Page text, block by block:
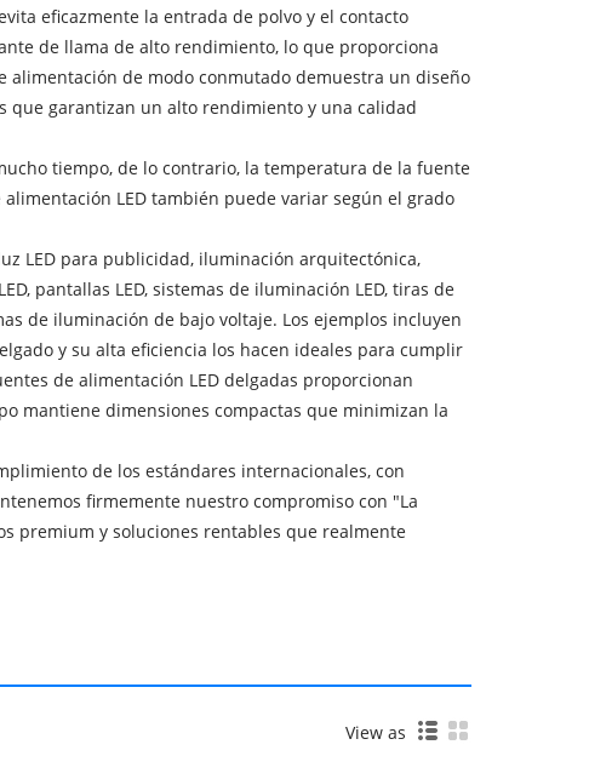
eficazmente la entrada de polvo y el contacto
de llama de alto rendimiento, lo que proporciona
alimentación de modo conmutado demuestra un diseño
que garantizan un alto rendimiento y una calidad
tiempo, de lo contrario, la temperatura de la fuente
LED también puede variar según el grado
LED para publicidad, iluminación arquitectónica,
pantallas LED, sistemas de iluminación LED, tiras de
de iluminación de bajo voltaje. Los ejemplos incluyen
y su alta eficiencia los hacen ideales para cumplir
de alimentación LED delgadas proporcionan
mantiene dimensiones compactas que minimizan la
de los estándares internacionales, con
firmemente nuestro compromiso con "La
premium y soluciones rentables que realmente
View as